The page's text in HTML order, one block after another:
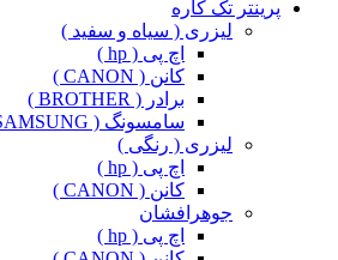
پرینتر تک کاره
لیزری ( سیاه و سفید )
اچ پی ( hp )
کانن ( CANON )
برادر ( BROTHER )
سامسونگ ( SAMSUNG )
لیزری ( رنگی )
اچ پی ( hp )
کانن ( CANON )
جوهرافشان
اچ پی ( hp )